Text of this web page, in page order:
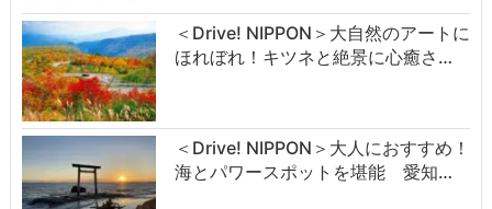
＜Drive! NIPPON＞大自然のアートに
ほれぼれ！キツネと絶景に心癒さ…
＜Drive! NIPPON＞大人におすすめ！
海とパワースポットを堪能 愛知…